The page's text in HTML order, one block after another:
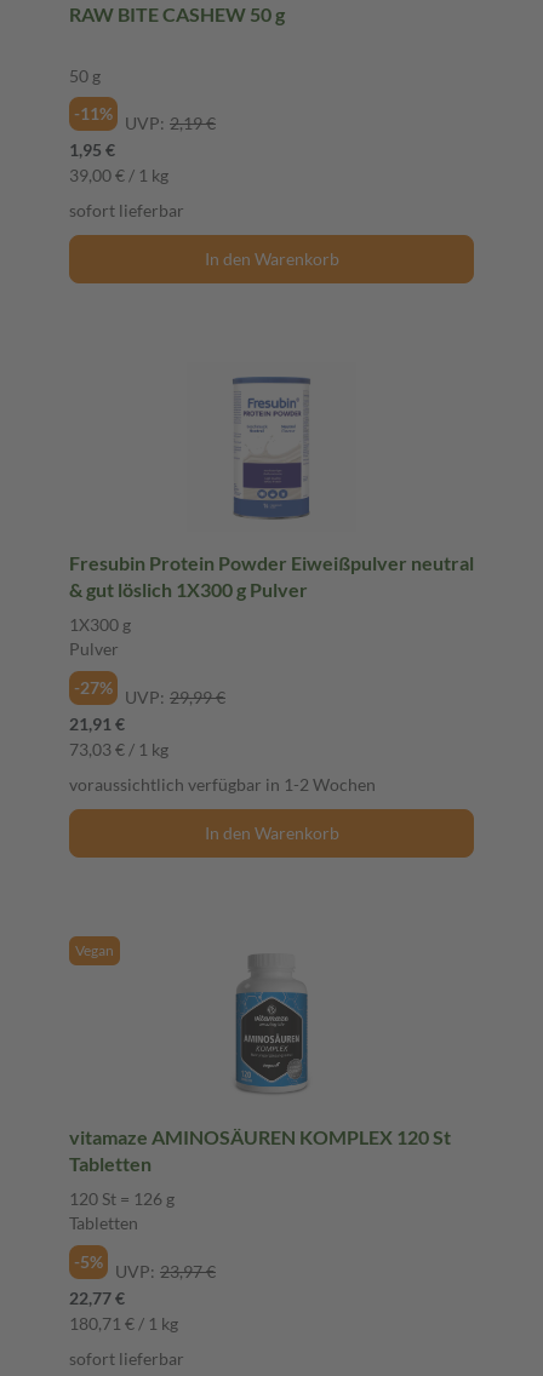
RAW BITE CASHEW 50 g
50 g
-11%
UVP: 2,19 €
1,95 €
39,00 € / 1 kg
sofort lieferbar
In den Warenkorb
Fresubin Protein Powder Eiweißpulver neutral
& gut löslich 1X300 g Pulver
1X300 g
Pulver
-27%
UVP: 29,99 €
21,91 €
73,03 € / 1 kg
voraussichtlich verfügbar in 1-2 Wochen
In den Warenkorb
Vegan
vitamaze AMINOSÄUREN KOMPLEX 120 St
Tabletten
120 St = 126 g
Tabletten
-5%
UVP: 23,97 €
22,77 €
180,71 € / 1 kg
sofort lieferbar